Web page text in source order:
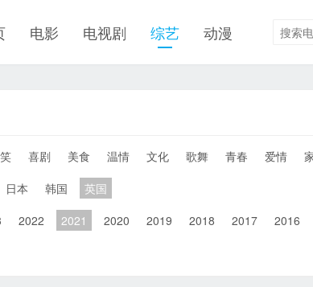
电影 电视剧 综艺 动漫
喜剧 美食 温情 文化 歌舞 青春 爱情
日本 韩国
英国
2022 2021 2020 2019 2018 2017 2016